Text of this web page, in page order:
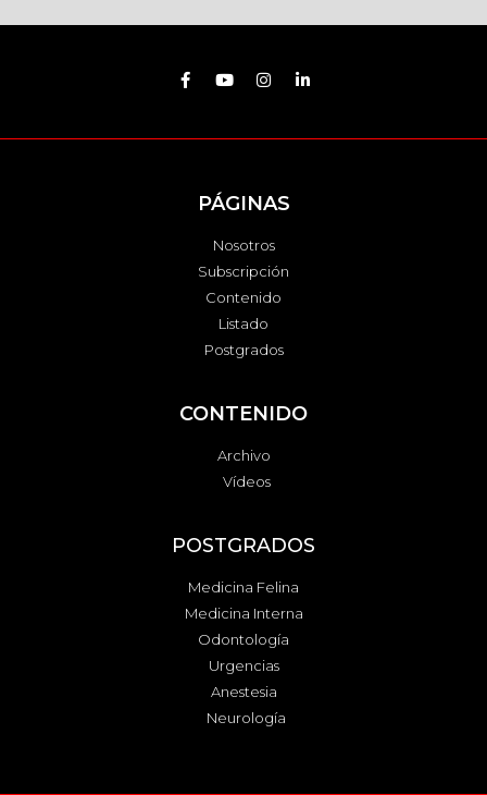
PÁGINAS
Nosotros
Subscripción
Contenido
Listado
Postgrados
CONTENIDO
Archivo
Vídeos
POSTGRADOS
Medicina Felina
Medicina Interna
Odontología
Urgencias
Anestesia
Neurología